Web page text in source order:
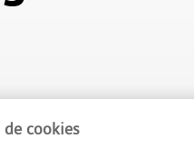
de cookies